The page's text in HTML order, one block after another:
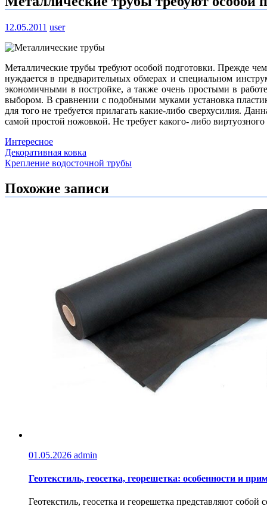
12.05.2011 user
Металлические трубы требуют особой подготовки. Прежде чем
нуждается в предварительных обмерах и специальном
экономичными в постройке, а также очень простыми в
выбором. В сравнении с подобными муками установка
для того не требуется прилагать какие-либо сверхусилия.
самой простой ножовкой. Не требует какого- либо
Интересное
Навигация
по
записям
Декоративная ковка
Крепление водосточной трубы
Похожие записи
01.05.2026 admin
Геотекстиль, геосетка, георешетка: особенности и
Геотекстиль, геосетка и георешетка представляют